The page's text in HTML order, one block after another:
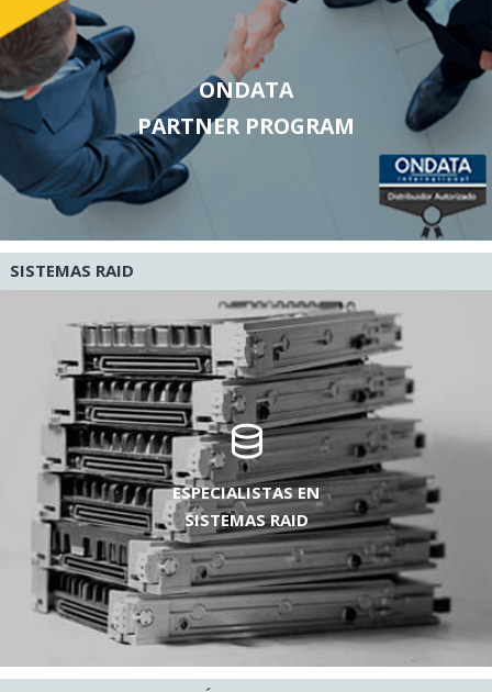
ONDATA
PARTNER PROGRAM
SISTEMAS RAID
ESPECIALISTAS EN
SISTEMAS RAID